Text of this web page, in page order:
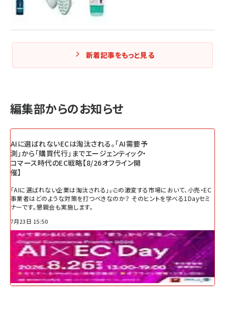
新着記事をもっと見る
編集部からのお知らせ
AIに選ばれないECは淘汰される。「AI需要予
測」から「購買代行」までエージェンティック・
コマース時代のEC戦略【8/26オフライン開
催】
「AIに選ばれない企業は淘汰される」――。この激変する市場において、小売・EC
事業者はどのような対策を打つべきなのか？ そのヒントを学べる1Dayセミ
ナーです。懇親会も実施します。
7月23日 15:50